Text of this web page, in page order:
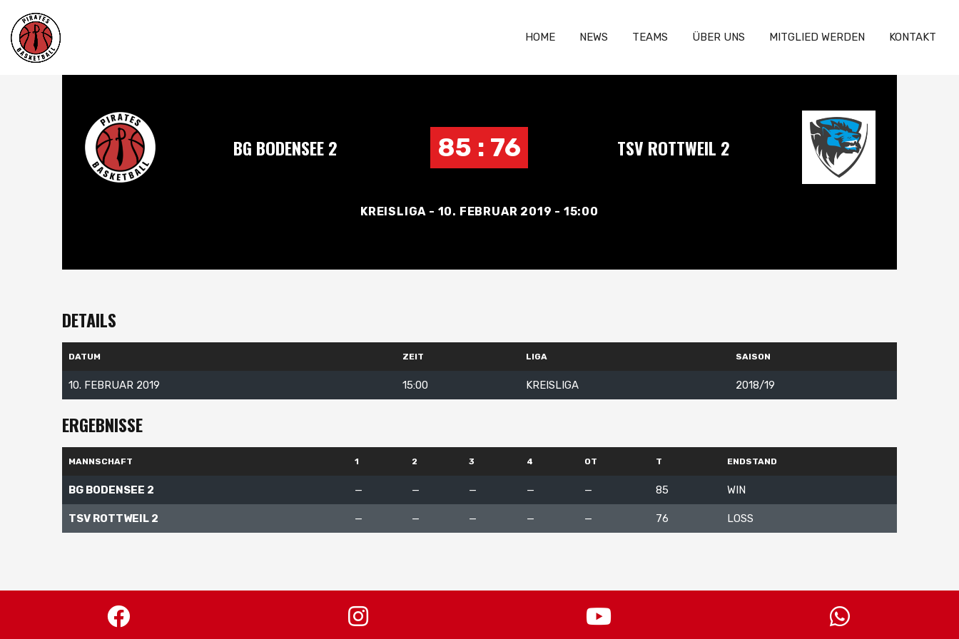
HOME NEWS TEAMS ÜBER UNS MITGLIED WERDEN KONTAKT
BG BODENSEE 2 85 : 76 TSV ROTTWEIL 2
KREISLIGA - 10. FEBRUAR 2019 - 15:00
DETAILS
DATUM ZEIT LIGA SAISON
10. FEBRUAR 2019 15:00 KREISLIGA 2018/19
ERGEBNISSE
MANNSCHAFT 1 2 3 4 OT T ENDSTAND
BG BODENSEE 2 — — — — — 85 WIN
TSV ROTTWEIL 2 — — — — — 76 LOSS